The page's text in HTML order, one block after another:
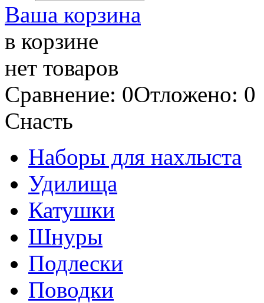
Ваша корзина
в корзине
нет товаров
Сравнение: 0Отложено: 0
Снасть
Наборы для нахлыста
Удилища
Катушки
Шнуры
Подлески
Поводки